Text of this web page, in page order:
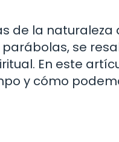
de la naturaleza
se
En este
y cómo